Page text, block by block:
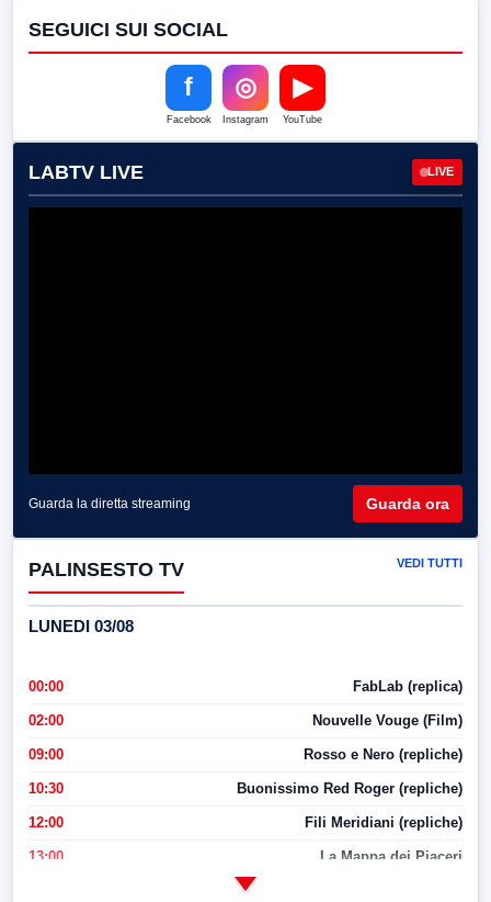
SEGUICI SUI SOCIAL
f
Facebook
◎
Instagram
▶
YouTube
LABTV LIVE LIVE
Guarda la diretta streaming Guarda ora
PALINSESTO TV VEDI TUTTI
LUNEDI 03/08
00:00 FabLab (replica)
02:00 Nouvelle Vouge (Film)
09:00 Rosso e Nero (repliche)
10:30 Buonissimo Red Roger (repliche)
12:00 Fili Meridiani (repliche)
13:00 La Mappa dei Piaceri